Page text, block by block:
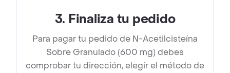
3. Finaliza tu pedido
Para pagar tu pedido de N-Acetilcisteína
Sobre Granulado (600 mg) debes
comprobar tu dirección, elegir el método de